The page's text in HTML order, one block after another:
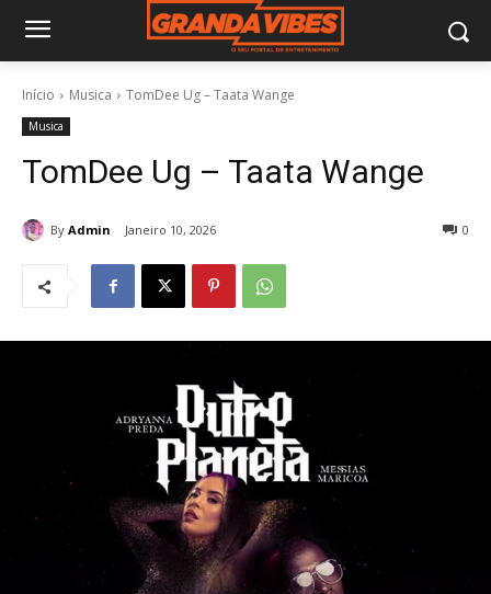
Início Musica TomDee Ug – Taata Wange
Musica
TomDee Ug – Taata Wange
By Admin Janeiro 10, 2026 0